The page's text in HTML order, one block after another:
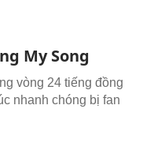
My Song
vòng 24 tiếng đồng
nhanh chóng bị fan